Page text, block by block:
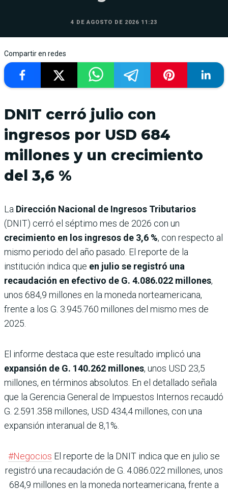
4 DE AGOSTO DE 2026 11:23
Compartir en redes
DNIT cerró julio con
ingresos por USD 684
millones y un crecimiento
del 3,6 %
La Dirección Nacional de Ingresos Tributarios
(DNIT) cerró el séptimo mes de 2026 con un
crecimiento en los ingresos de 3,6 %, con respecto al
mismo periodo del año pasado. El reporte de la
institución indica que en julio se registró una
recaudación en efectivo de G. 4.086.022 millones,
unos 684,9 millones en la moneda norteamericana,
frente a los G. 3.945.760 millones del mismo mes de
2025.
El informe destaca que este resultado implicó una
expansión de G. 140.262 millones, unos USD 23,5
millones, en términos absolutos. En el detallado señala
que la Gerencia General de Impuestos Internos recaudó
G. 2.591.358 millones, USD 434,4 millones, con una
expansión interanual de 8,1%.
#Negocios El reporte de la DNIT indica que en julio se
registró una recaudación de G. 4.086.022 millones, unos
684,9 millones en la moneda norteamericana, frente a